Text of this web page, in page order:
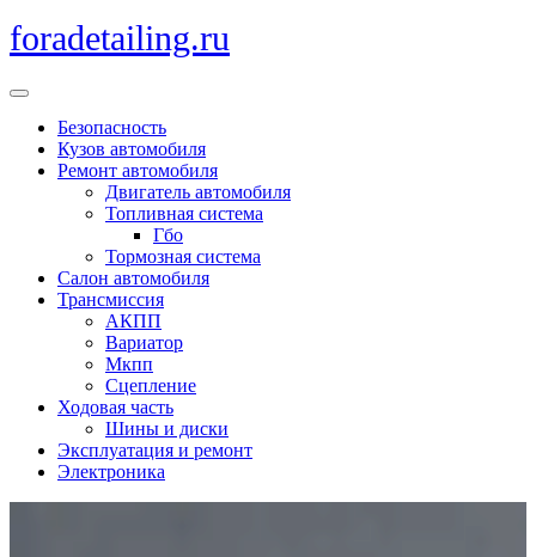
Перейти
к
foradetailing.ru
Кнопка
ОткрытьБезопасность
Кузов автомобиля
Ремонт автомобиля
Двигатель автомобиля
Топливная система
Гбо
Тормозная система
Салон автомобиля
Трансмиссия
АКПП
Вариатор
Мкпп
Сцепление
Ходовая часть
Шины и диски
Эксплуатация и ремонт
Электроника